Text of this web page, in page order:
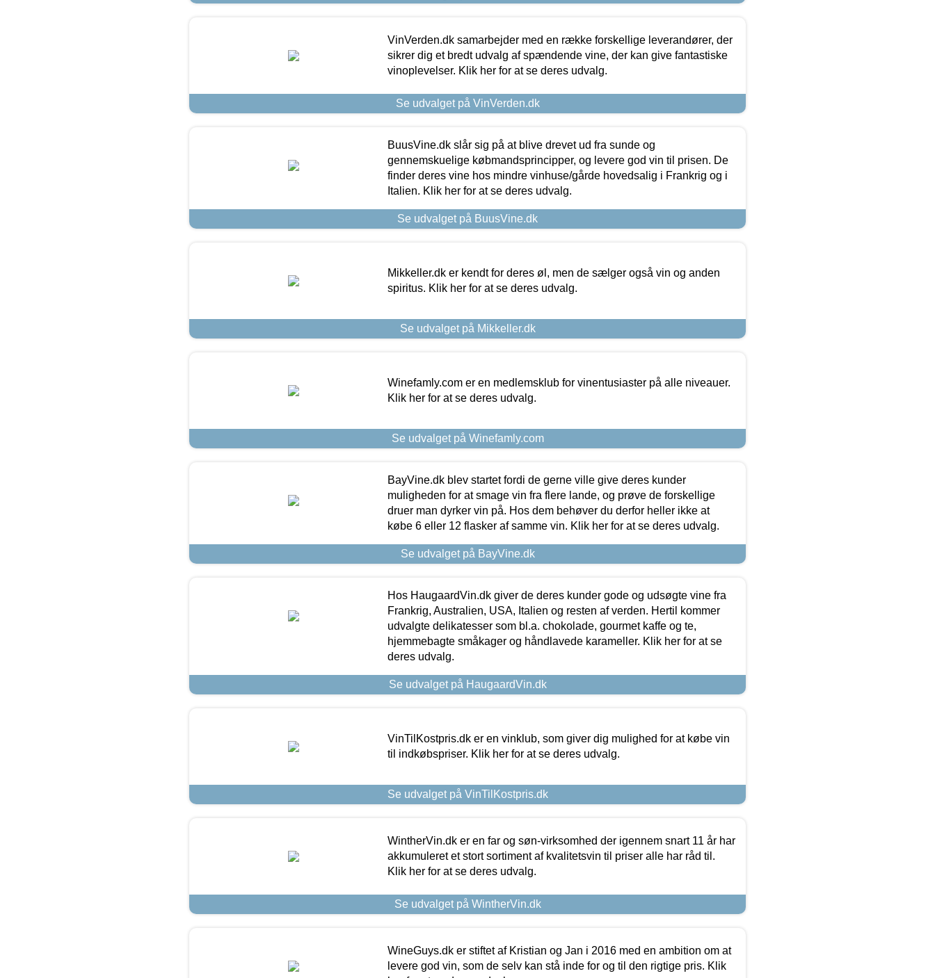
VinVerden.dk samarbejder med en række forskellige leverandører, der
sikrer dig et bredt udvalg af spændende vine, der kan give fantastiske
vinoplevelser. Klik her for at se deres udvalg.
Se udvalget på VinVerden.dk
BuusVine.dk slår sig på at blive drevet ud fra sunde og
gennemskuelige købmandsprincipper, og levere god vin til prisen. De
finder deres vine hos mindre vinhuse/gårde hovedsalig i Frankrig og i
Italien. Klik her for at se deres udvalg.
Se udvalget på BuusVine.dk
Mikkeller.dk er kendt for deres øl, men de sælger også vin og anden
spiritus. Klik her for at se deres udvalg.
Se udvalget på Mikkeller.dk
Winefamly.com er en medlemsklub for vinentusiaster på alle niveauer.
Klik her for at se deres udvalg.
Se udvalget på Winefamly.com
BayVine.dk blev startet fordi de gerne ville give deres kunder
muligheden for at smage vin fra flere lande, og prøve de forskellige
druer man dyrker vin på. Hos dem behøver du derfor heller ikke at
købe 6 eller 12 flasker af samme vin. Klik her for at se deres udvalg.
Se udvalget på BayVine.dk
Hos HaugaardVin.dk giver de deres kunder gode og udsøgte vine fra
Frankrig, Australien, USA, Italien og resten af verden. Hertil kommer
udvalgte delikatesser som bl.a. chokolade, gourmet kaffe og te,
hjemmebagte småkager og håndlavede karameller. Klik her for at se
deres udvalg.
Se udvalget på HaugaardVin.dk
VinTilKostpris.dk er en vinklub, som giver dig mulighed for at købe vin
til indkøbspriser. Klik her for at se deres udvalg.
Se udvalget på VinTilKostpris.dk
WintherVin.dk er en far og søn-virksomhed der igennem snart 11 år har
akkumuleret et stort sortiment af kvalitetsvin til priser alle har råd til.
Klik her for at se deres udvalg.
Se udvalget på WintherVin.dk
WineGuys.dk er stiftet af Kristian og Jan i 2016 med en ambition om at
levere god vin, som de selv kan stå inde for og til den rigtige pris. Klik